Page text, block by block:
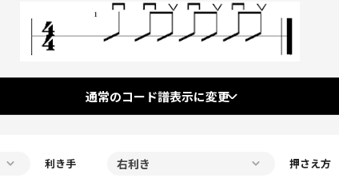
通常のコード譜表示に変更
利き手 押さえ方